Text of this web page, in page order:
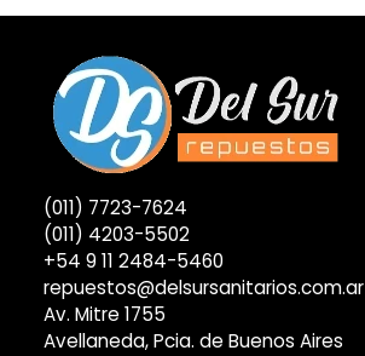
(011) 7723-7624
(011) 4203-5502
+54 9 11 2484-5460
repuestos@delsursanitarios.com.ar
Av. Mitre 1755
Avellaneda, Pcia. de Buenos Aires